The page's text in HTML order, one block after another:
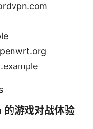
游戏对战体验